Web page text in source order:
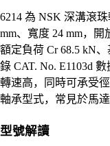
6214 為 NSK 深溝滾
mm、寬度 24 mm，
額定負荷 Cr 68.5 kN
錄 CAT. No. E1103d
轉速高，同時可承受
軸承型式，常見於馬
型號解讀